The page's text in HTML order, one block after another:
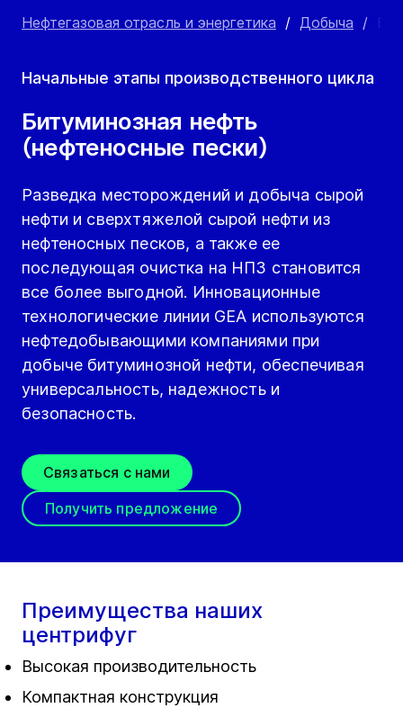
Нефтегазовая отрасль и энергетика / Добыча /
Начальные этапы производственного цикла
Битуминозная нефть
(нефтеносные пески)
Разведка месторождений и добыча сырой
нефти и сверхтяжелой сырой нефти из
нефтеносных песков, а также ее
последующая очистка на НПЗ становится
все более выгодной. Инновационные
технологические линии GEA используются
нефтедобывающими компаниями при
добыче битуминозной нефти, обеспечивая
универсальность, надежность и
безопасность.
Связаться с нами
Получить предложение
Преимущества наших
центрифуг
Высокая производительность
Компактная конструкция